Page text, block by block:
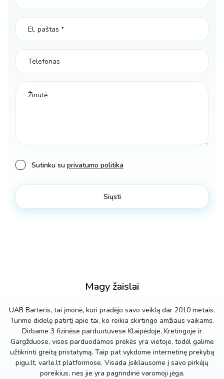
Sutinku su privatumo politika
Magy žaislai
UAB Barteris, tai įmonė, kuri pradėjo savo veiklą dar 2010 metais.
Turime didelę patirtį apie tai, ko reikia skirtingo amžiaus vaikams.
Dirbame 3 fizinėse parduotuvese Klaipėdoje, Kretingoje ir
Gargžduose, visos parduodamos prekės yra vietoje, todėl galime
užtikrinti greitą pristatymą. Taip pat vykdome internetinę prekybą
pigu.lt, varle.lt platformose. Visada įsiklausome į savo pirkėjų
poreikius, nes jie yra pagrindinė varomoji jėga.